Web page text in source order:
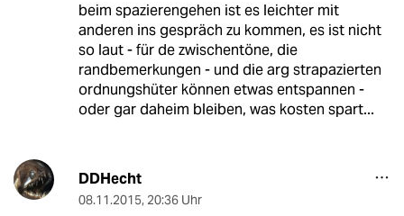
beim spazierengehen ist es leichter mit
anderen ins gespräch zu kommen, es ist nicht
so laut - für de zwischentöne, die
randbemerkungen - und die arg strapazierten
ordnungshüter können etwas entspannen -
oder gar daheim bleiben, was kosten spart...
DDHecht
08.11.2015, 20:36 Uhr